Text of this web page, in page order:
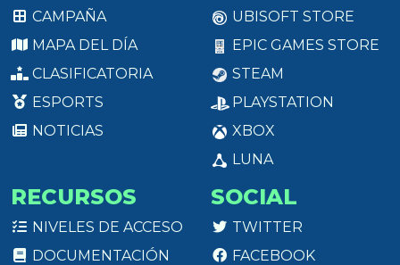
CAMPAÑA
MAPA DEL DÍA
CLASIFICATORIA
ESPORTS
NOTICIAS
UBISOFT STORE
EPIC GAMES STORE
STEAM
PLAYSTATION
XBOX
LUNA
RECURSOS
NIVELES DE ACCESO
DOCUMENTACIÓN
SOCIAL
TWITTER
FACEBOOK